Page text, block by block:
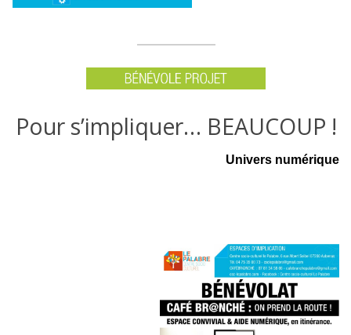
Pour s’impliquer… BEAUCOUP !
Univers numérique